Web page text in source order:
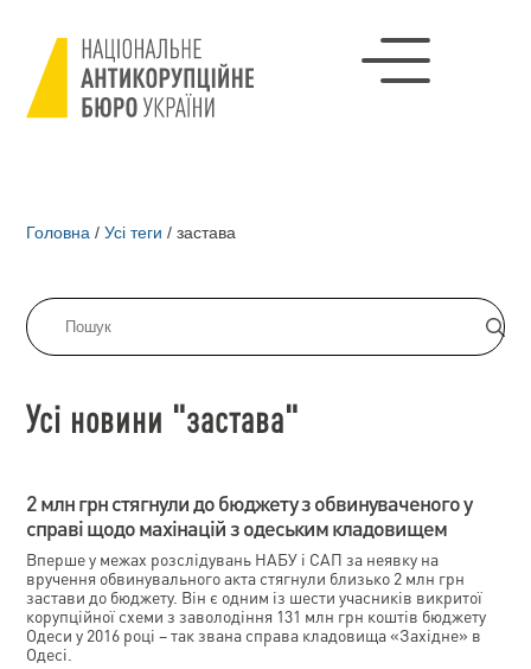
Головна / Усі теги / застава
Усі новини "застава"
2 млн грн стягнули до бюджету з обвинуваченого у
справі щодо махінацій з одеським кладовищем
Вперше у межах розслідувань НАБУ і САП за неявку на
вручення обвинувального акта стягнули близько 2 млн грн
застави до бюджету. Він є одним із шести учасників викритої
корупційної схеми з заволодіння 131 млн грн коштів бюджету
Одеси у 2016 році – так звана справа кладовища «Західне» в
Одесі.